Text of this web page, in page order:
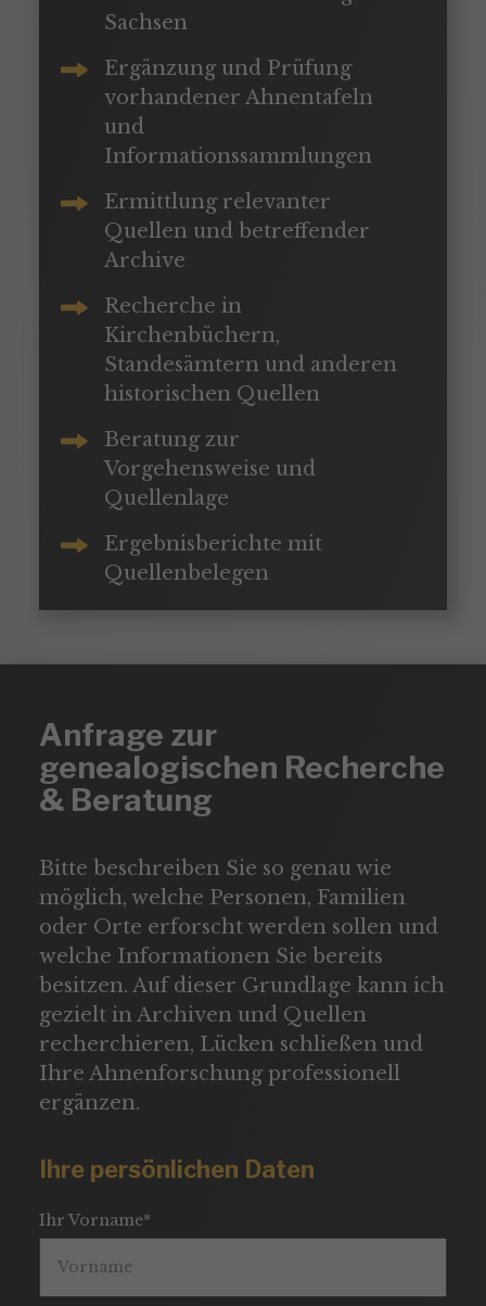
Sachsen
Ergänzung und Prüfung
vorhandener Ahnentafeln
und
Informationssammlungen
Ermittlung relevanter
Quellen und betreffender
Archive
Recherche in
Kirchenbüchern,
Standesämtern und anderen
historischen Quellen
Beratung zur
Vorgehensweise und
Quellenlage
Ergebnisberichte mit
Quellenbelegen
Anfrage zur
genealogischen Recherche
& Beratung
Bitte beschreiben Sie so genau wie
möglich, welche Personen, Familien
oder Orte erforscht werden sollen und
welche Informationen Sie bereits
besitzen. Auf dieser Grundlage kann ich
gezielt in Archiven und Quellen
recherchieren, Lücken schließen und
Ihre Ahnenforschung professionell
ergänzen.
Ihre persönlichen Daten
Ihr Vorname*